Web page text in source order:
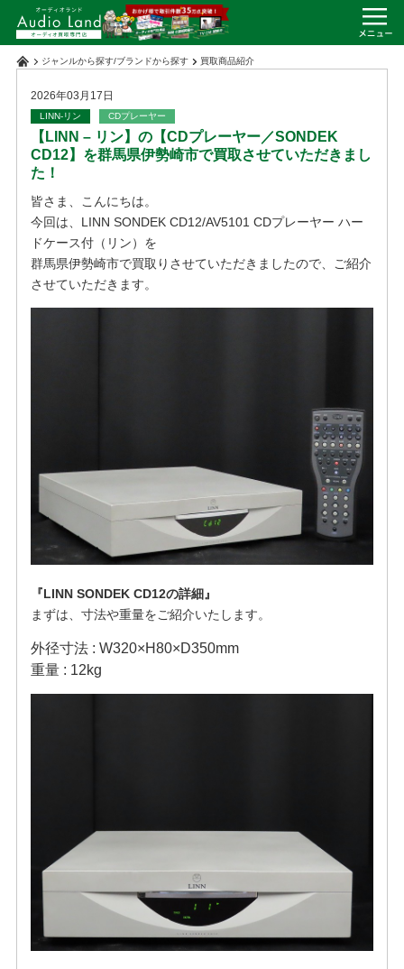
ジャンルから探す/ブランドから探す 買取商品紹介
2026年03月17日
LINN-リン CDプレーヤー
【LINN – リン】の【CDプレーヤー／SONDEK
CD12】を群馬県伊勢崎市で買取させていただきまし
た！
皆さま、こんにちは。
今回は、LINN SONDEK CD12/AV5101 CDプレーヤー ハー
ドケース付（リン）を
群馬県伊勢崎市で買取りさせていただきましたので、ご紹介
させていただきます。
『LINN SONDEK CD12の詳細』
まずは、寸法や重量をご紹介いたします。
外径寸法 : W320×H80×D350mm
重量 : 12kg